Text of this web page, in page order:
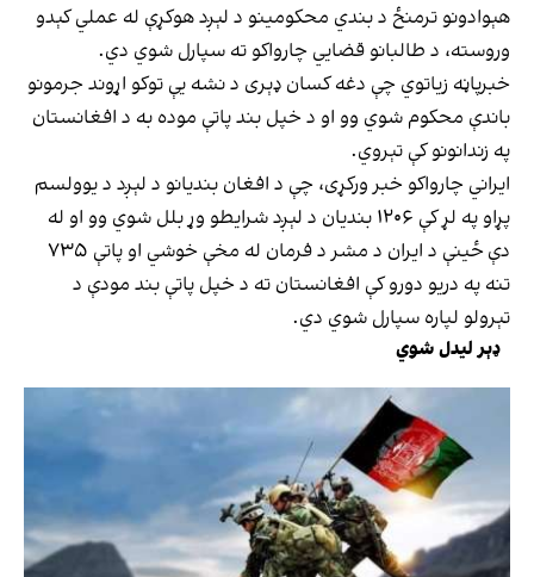
هېوادونو ترمنځ د بندي محکومینو د لېږد هوکړې له عملي کېدو
وروسته، د طالبانو قضایي چارواکو ته سپارل شوي دي.
خبرپاڼه زیاتوي چې دغه کسان ډېری د نشه یې توکو اړوند جرمونو
باندې محکوم شوي وو او د خپل بند پاتې موده به د افغانستان
په زندانونو کې تېروي.
ایراني چارواکو خبر ورکړی، چې د افغان بندیانو د لېږد د یوولسم
پړاو په لړ کې ۱۲۰۶ بندیان د لېږد شرایطو وړ بلل شوي وو او له
دې ځینې د ایران د مشر د فرمان له مخې خوشي او پاتې ۷۳۵
تنه په دریو دورو کې افغانستان ته د خپل پاتې بند مودې د
تېرولو لپاره سپارل شوي دي.
ډېر لیدل شوي